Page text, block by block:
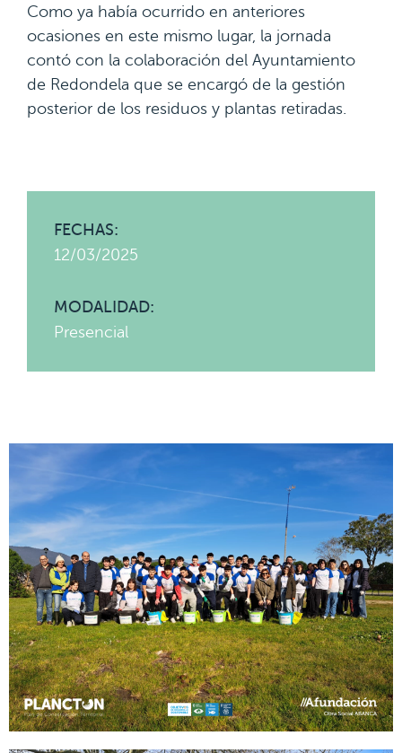
Como ya había ocurrido en anteriores
ocasiones en este mismo lugar, la jornada
contó con la colaboración del Ayuntamiento
de Redondela que se encargó de la gestión
posterior de los residuos y plantas retiradas.
FECHAS:
12/03/2025
MODALIDAD:
Presencial